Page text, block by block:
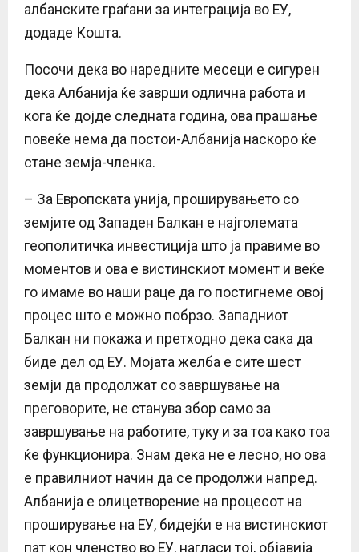
албанските граѓани за интеграција во ЕУ,
додаде Кошта.
Посочи дека во наредните месеци е сигурен
дека Албанија ќе заврши одлична работа и
кога ќе дојде следната година, ова прашање
повеќе нема да постои-Албанија наскоро ќе
стане земја-членка.
– За Европската унија, проширувањето со
земјите од Западен Балкан е најголемата
геополитичка инвестиција што ја правиме во
моментов и ова е вистинскиот момент и веќе
го имаме во наши раце да го постигнеме овој
процес што е можно побрзо. Западниот
Балкан ни покажа и претходно дека сака да
биде дел од ЕУ. Мојата желба е сите шест
земји да продолжат со завршување на
преговорите, не станува збор само за
завршување на работите, туку и за тоа како тоа
ќе функционира. Знам дека не е лесно, но ова
е правилниот начин да се продолжи напред.
Албанија е олицетворение на процесот на
проширување на ЕУ, бидејќи е на вистинскиот
пат кон членство во ЕУ, нагласи тој, објавија